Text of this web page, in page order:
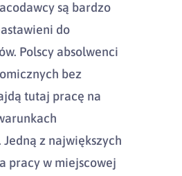
są bardzo
do
Polscy absolwenci
bez
tutaj pracę na
z największych
pracy w miejscowej